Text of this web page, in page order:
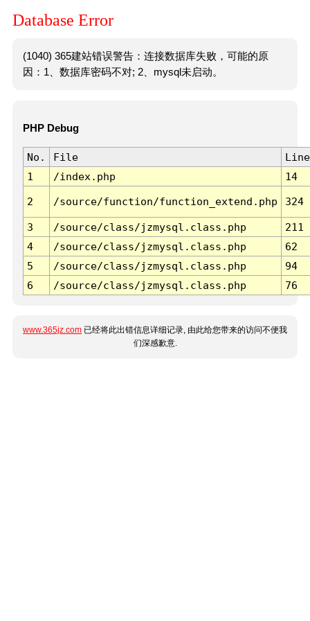
Database Error
(1040) 365建站错误警告：连接数据库失败，可能的原
因：1、数据库密码不对; 2、mysql未启动。
PHP Debug
No. File
Line
1
/index.php 14
2 /source/function/function_extend.php 324
3 /source/class/jzmysql.class.php
211
4
/source/class/jzmysql.class.php
62
5
/source/class/jzmysql.class.php
94
6
/source/class/jzmysql.class.php 76
www.365jz.com 已经将此出错信息详细记录, 由此给您带来的访问不便我
们深感歉意.